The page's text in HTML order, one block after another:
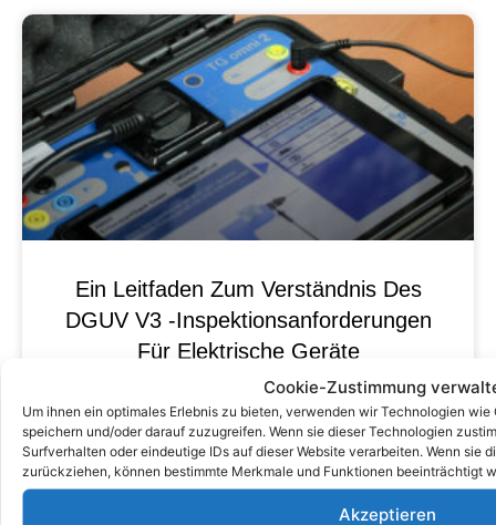
Cookie-Zustimmung
Um ihnen ein optimales Erlebnis zu bieten, verwenden wir Technologien
speichern und/oder darauf zuzugreifen. Wenn sie dieser Technologien
Surfverhalten oder eindeutige IDs auf dieser Website verarbeiten. Wenn sie
zurückziehen, können bestimmte Merkmale und Funktionen beeinträchtigt
Akzeptieren
Ein Leitfaden Zum Verständnis Des
DGUV V3 -Inspektionsanforderungen
Für Elektrische Geräte